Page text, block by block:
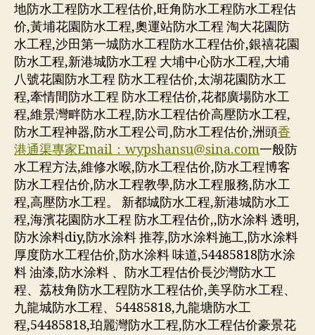
地防水工程防水工程估价,旺角防水工程防水工程估
价,黃埔花園防水工程,奧運站防水工程 淘大花園防
水工程,沙田第一城防水工程防水工程估价,銀禧花園
防水工程,新港城防水工程 大埔中心防水工程,大埔
八號花園防水工程 防水工程估价,太湖花園防水工
程,牽情間防水工程 防水工程估价,花都廣場防水工
程,維景灣畔防水工程,防水工程估价高壓防水工程,
防水工程神器,防水工程公司,防水工程估价,洲頭香
港通渠專家Email： wypshansu@sina.com一般防
水工程方法,維修水喉,防水工程估价,防水工程博客
防水工程估价,防水工程教學,防水工程服務,防水工
程,高壓防水工程。 新都城防水工程,新港城防水工
程,海濱花園防水工程 防水工程估价,,防水涂料 透明,
防水涂料diy,防水涂料 推荐,防水涂料施工,防水涂料
厚度防水工程估价,防水涂料 味道,54485818防水涂
料 油漆,防水涂料 、防水工程估价長沙灣防水工
程、荔枝角防水工程防水工程估价,美孚防水工程、
九龍城防水工程、54485818,九龍塘防水工
程,54485818,珀麗灣防水工程,防水工程估价豪景花